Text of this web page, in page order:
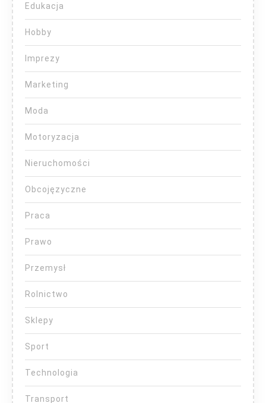
Edukacja
Hobby
Imprezy
Marketing
Moda
Motoryzacja
Nieruchomości
Obcojęzyczne
Praca
Prawo
Przemysł
Rolnictwo
Sklepy
Sport
Technologia
Transport